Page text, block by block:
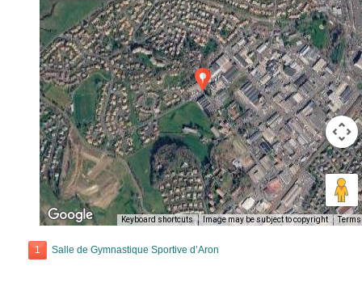
Keyboard shortcuts Image may be subject to copyright Terms
1 Salle de Gymnastique Sportive d’Aron